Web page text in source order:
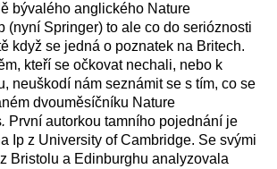
bývalého anglického Nature
(nyní Springer) to ale co do serióznosti
když se jedná o poznatek na Britech.
kteří se očkovat nechali, nebo k
neuškodí nám seznámitse s tím, co se
ém dvouměsíčníku Nature
. První autorkou tamního pojednání je
Ip z University of Cambridge. Se svými
z Bristolu a Edinburghu analyzovala